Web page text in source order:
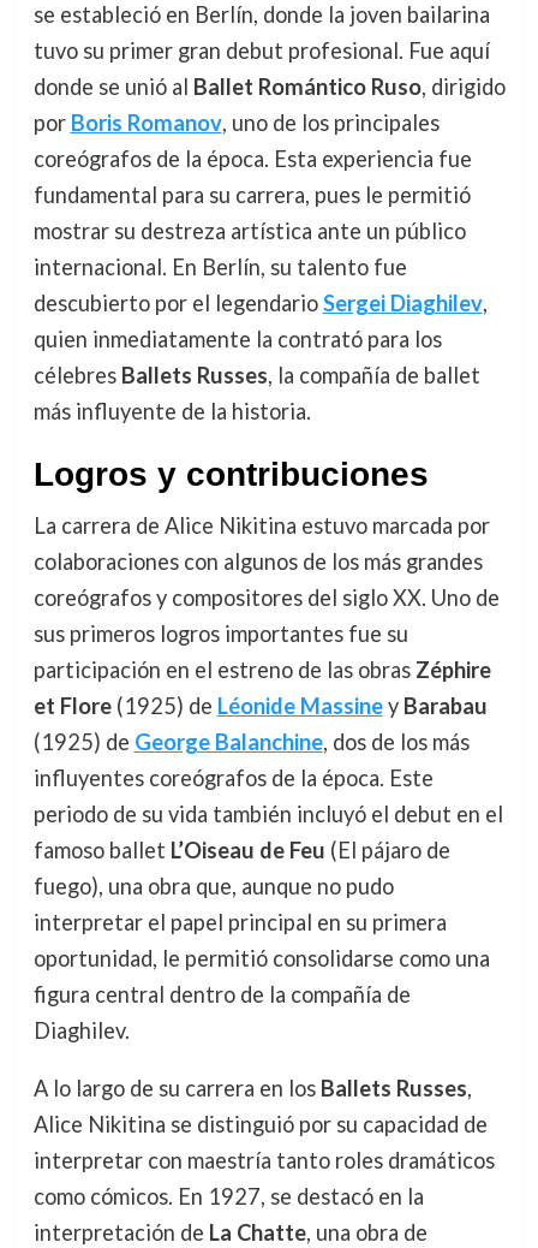
se estableció en Berlín, donde la joven bailarina
tuvo su primer gran debut profesional. Fue aquí
donde se unió al Ballet Romántico Ruso, dirigido
por Boris Romanov, uno de los principales
coreógrafos de la época. Esta experiencia fue
fundamental para su carrera, pues le permitió
mostrar su destreza artística ante un público
internacional. En Berlín, su talento fue
descubierto por el legendarioSergei Diaghilev,
quien inmediatamente la contrató para los
célebres Ballets Russes, la compañía de ballet
más influyente de la historia.
Logros y contribuciones
La carrera de Alice Nikitina estuvo marcada por
colaboraciones con algunos de los más grandes
coreógrafos y compositores del siglo XX. Uno de
sus primeros logros importantes fue su
participación en el estreno de las obras Zéphire
et Flore(1925) de Léonide Massiney Barabau
(1925) de George Balanchine, dos de los más
influyentes coreógrafos de la época. Este
periodo de su vida también incluyó el debut en el
famoso ballet L’Oiseau de Feu (El pájaro de
fuego), una obra que, aunque no pudo
interpretar el papel principal en su primera
oportunidad, le permitió consolidarse como una
figura central dentro de la compañía de
Diaghilev.
A lo largo de su carrera en los Ballets Russes,
Alice Nikitina se distinguió por su capacidad de
interpretar con maestría tanto roles dramáticos
como cómicos. En 1927, se destacó en la
interpretación de La Chatte, una obra de